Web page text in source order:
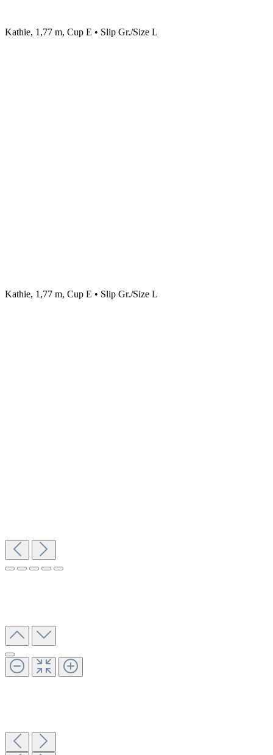
Kathie, 1,77 m, Cup E • Slip Gr./Size L
Kathie, 1,77 m, Cup E • Slip Gr./Size L